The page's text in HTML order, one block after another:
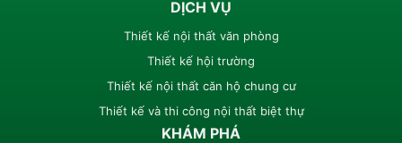
DỊCH VỤ
Thiết kế nội thất văn phòng
Thiết kế hội trường
Thiết kế nội thất căn hộ chung cư
Thiết kế và thi công nội thất biệt thự
KHÁM PHÁ